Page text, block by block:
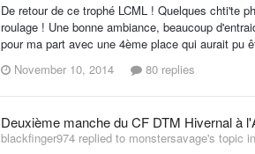
De retour de ce trophé LCML ! Quelques chti'te
roulage ! Une bonne ambiance, beaucoup
pour ma part avec une 4ème place qui aurait pu
November 10, 2014
80 replies
Deuxième manche du CF DTM Hivernal à
blackfinger974 replied to monstersavage's topic in